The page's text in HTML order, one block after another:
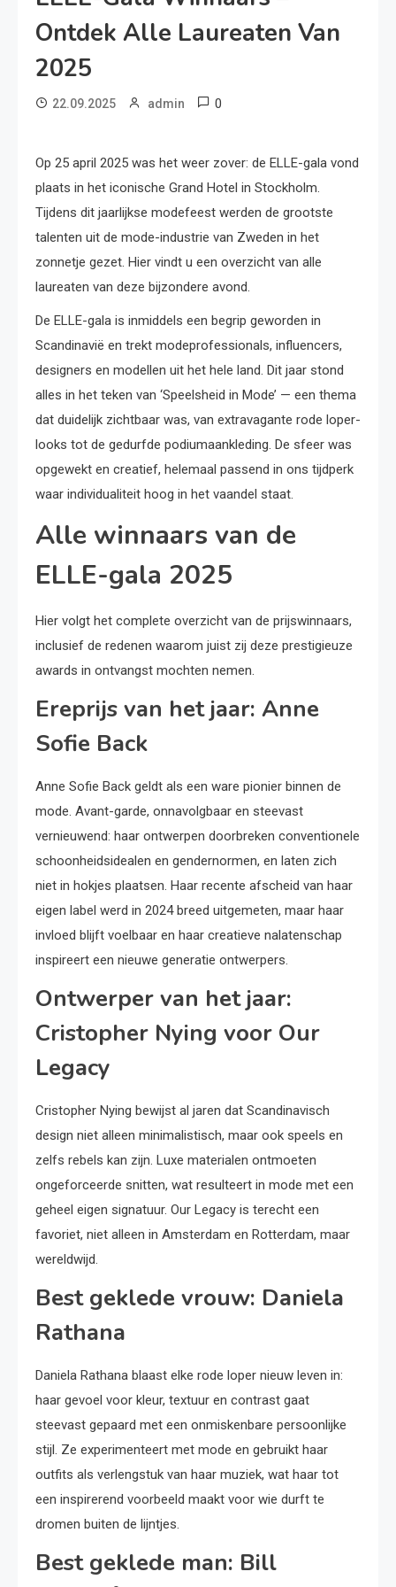
Ontdek Alle Laureaten Van
2025
22.09.2025 admin 0
Op 25 april 2025 was het weer zover: de ELLE-gala vond
plaats in het iconische Grand Hotel in Stockholm.
Tijdens dit jaarlijkse modefeest werden de grootste
talenten uit de mode-industrie van Zweden in het
zonnetje gezet. Hier vindt u een overzicht van alle
laureaten van deze bijzondere avond.
De ELLE-gala is inmiddels een begrip geworden in
Scandinavië en trekt modeprofessionals, influencers,
designers en modellen uit het hele land. Dit jaar stond
alles in het teken van ‘Speelsheid in Mode’ — een thema
dat duidelijk zichtbaar was, van extravagante rode loper-
looks tot de gedurfde podiumaankleding. De sfeer was
opgewekt en creatief, helemaal passend in ons tijdperk
waar individualiteit hoog in het vaandel staat.
Alle winnaars van de
ELLE-gala 2025
Hier volgt het complete overzicht van de prijswinnaars,
inclusief de redenen waarom juist zij deze prestigieuze
awards in ontvangst mochten nemen.
Ereprijs van het jaar: Anne
Sofie Back
Anne Sofie Back geldt als een ware pionier binnen de
mode. Avant-garde, onnavolgbaar en steevast
vernieuwend: haar ontwerpen doorbreken conventionele
schoonheidsidealen en gendernormen, en laten zich
niet in hokjes plaatsen. Haar recente afscheid van haar
eigen label werd in 2024 breed uitgemeten, maar haar
invloed blijft voelbaar en haar creatieve nalatenschap
inspireert een nieuwe generatie ontwerpers.
Ontwerper van het jaar:
Cristopher Nying voor Our
Legacy
Cristopher Nying bewijst al jaren dat Scandinavisch
design niet alleen minimalistisch, maar ook speels en
zelfs rebels kan zijn. Luxe materialen ontmoeten
ongeforceerde snitten, wat resulteert in mode met een
geheel eigen signatuur. Our Legacy is terecht een
favoriet, niet alleen in Amsterdam en Rotterdam, maar
wereldwijd.
Best geklede vrouw: Daniela
Rathana
Daniela Rathana blaast elke rode loper nieuw leven in:
haar gevoel voor kleur, textuur en contrast gaat
steevast gepaard met een onmiskenbare persoonlijke
stijl. Ze experimenteert met mode en gebruikt haar
outfits als verlengstuk van haar muziek, wat haar tot
een inspirerend voorbeeld maakt voor wie durft te
dromen buiten de lijntjes.
Best geklede man: Bill